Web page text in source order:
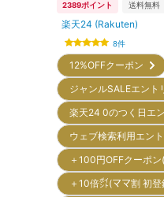
2389ポイント 送料無料
楽天24 (Rakuten)
8件
12%OFFクーポン
ジャンルSALEエン
楽天24 0のつく日エ
ウェブ検索利用エン
＋100円OFFクーポ
＋10倍㌽(ママ割 初